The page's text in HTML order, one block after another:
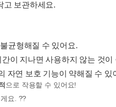
고 보관하세요.
균형해질 수 있어요.
이 지나면 사용하지 않는 것이
자연 보호 기능이 약해질 수 있
으로 작용할 수 있어요!
요. ??